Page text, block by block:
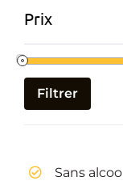
Prix
Prix
Prix
Filtrer
Sans